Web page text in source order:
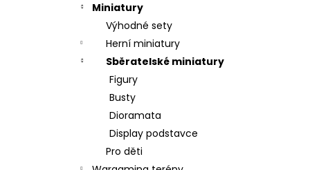
Miniatury
Výhodné sety
Herní miniatury
Sběratelské miniatury
Figury
Busty
Dioramata
Display podstavce
Pro děti